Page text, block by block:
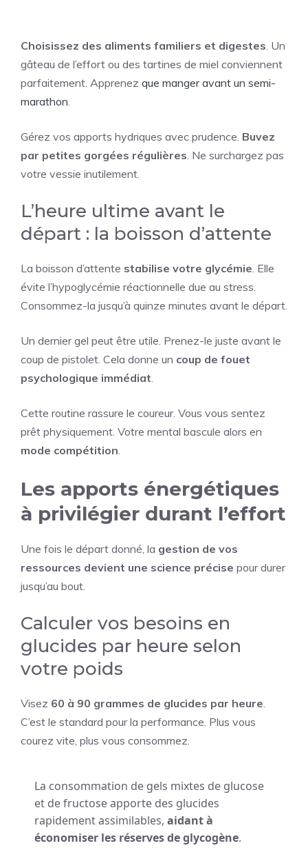
Choisissez des aliments familiers et digestes. Un
gâteau de l’effort ou des tartines de miel conviennent
parfaitement. Apprenez que manger avant un semi-
marathon.
Gérez vos apports hydriques avec prudence. Buvez
par petites gorgées régulières. Ne surchargez pas
votre vessie inutilement.
L’heure ultime avant le
départ : la boisson d’attente
La boisson d’attente stabilise votre glycémie. Elle
évite l’hypoglycémie réactionnelle due au stress.
Consommez-la jusqu’à quinze minutes avant le départ.
Un dernier gel peut être utile. Prenez-le juste avant le
coup de pistolet. Cela donne un coup de fouet
psychologique immédiat.
Cette routine rassure le coureur. Vous vous sentez
prêt physiquement. Votre mental bascule alors en
mode compétition.
Les apports énergétiques
à privilégier durant l’effort
Une fois le départ donné, la gestion de vos
ressources devient une science précise pour durer
jusqu’au bout.
Calculer vos besoins en
glucides par heure selon
votre poids
Visez 60 à 90 grammes de glucides par heure.
C’est le standard pour la performance. Plus vous
courez vite, plus vous consommez.
La consommation de gels mixtes de glucose
et de fructose apporte des glucides
rapidement assimilables, aidant à
économiser les réserves de glycogène.